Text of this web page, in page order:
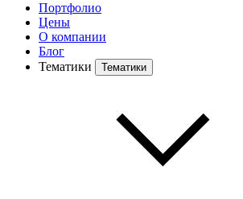
Портфолио
Цены
О компании
Блог
Тематики
Тематики